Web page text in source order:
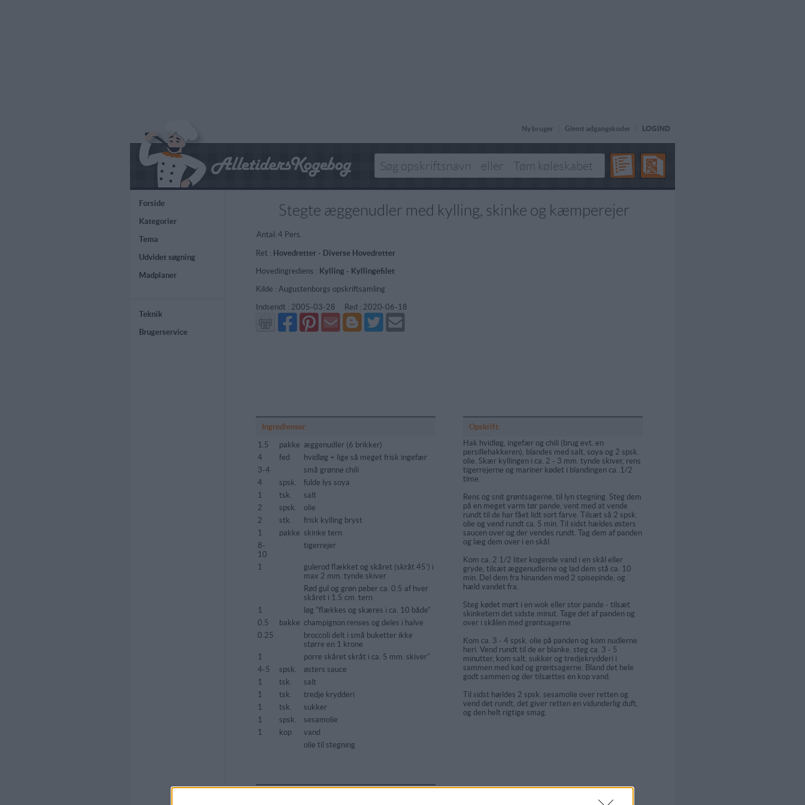
Ny bruger Glemt adgangskoder LOGIND
Forside
Kategorier
Tema
Udvidet søgning
Madplaner
Teknik
Brugerservice
Stegte æggenudler med kylling, skinke og kæmperejer
Antal: 4 Pers.
Ret : Hovedretter- Diverse Hovedretter
Hovedingrediens : Kylling- Kyllingefilet
Kilde : Augustenborgs opskriftsamling
Indsendt : 2005-03-28 Red : 2020-06-18
Del
på
Facebook
Del
på
Pinterest
Send
via
GMail
Del
på
Blogger
Del
på
Twitter
Send
mail
Ingredienser:
1.5
pakke æggenudler (6 brikker)
4
fed
hvidløg + lige så meget frisk ingefær
3-4
små grønne chili
4
spsk.
fulde lys soya
1
tsk.
salt
2
spsk.
olie
2
stk.
frisk kylling bryst
1
pakke skinke tern
8-
10
tigerrejer
1
gulerod flækket og skåret (skråt 45’) i
max 2 mm. tynde skiver
Rød gul og grøn peber ca. 0.5 af hver
skåret i 1.5 cm. tern
1
løg "flækkes og skæres i ca. 10 både"
0.5
bakke champignon renses og deles i halve
0.25
broccoli delt i små buketter ikke
større en 1 krone
1
porre skåret skråt i ca. 5 mm. skiver"
4-5
spsk.
østers sauce
1
tsk.
salt
1
tsk.
tredje krydderi
1
tsk.
sukker
1
spsk.
sesamolie
1
kop
vand
olie til stegning
Opskrift:
Hak hvidløg, ingefær og chili (brug evt. en
persillehakkeren), blandes med salt, soya og 2 spsk.
olie. Skær kyllingen i ca. 2 - 3 mm. tynde skiver, rens
tigerrejerne og mariner kødet i blandingen ca. 1/2
time.
Rens og snit grøntsagerne, til lyn stegning. Steg dem
på en meget varm tør pande, vent med at vende
rundt til de har fået lidt sort farve. Tilsæt så 2 spsk.
olie og vend rundt ca. 5 min. Til sidst hældes østers
saucen over og der vendes rundt. Tag dem af panden
og læg dem over i en skål.
Kom ca. 2 1/2 liter kogende vand i en skål eller
gryde, tilsæt æggenudlerne og lad dem stå ca. 10
min. Del dem fra hinanden med 2 spisepinde, og
hæld vandet fra.
Steg kødet mørt i en wok eller stor pande - tilsæt
skinketern det sidste minut. Tage det af panden og
over i skålen med grøntsagerne.
Kom ca. 3 - 4 spsk. olie på panden og kom nudlerne
heri. Vend rundt til de er blanke, steg ca. 3 - 5
minutter, kom salt, sukker og tredjekrydderi i
sammen med kød og grøntsagerne. Bland det hele
godt sammen og der tilsættes en kop vand.
Til sidst hældes 2 spsk. sesamolie over retten og
vend det rundt, det giver retten en vidunderlig duft,
og den helt rigtige smag.